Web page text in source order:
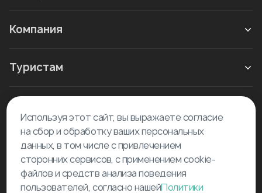
Компания
Туристам
Новое в блоге
Используя этот сайт, вы выражаете согласие
на сбор и обработку ваших персональных
данных, в том числе с привлечением
сторонних сервисов, с применением cookie-
файлов и средств анализа поведения
пользователей, согласно нашейПолитики